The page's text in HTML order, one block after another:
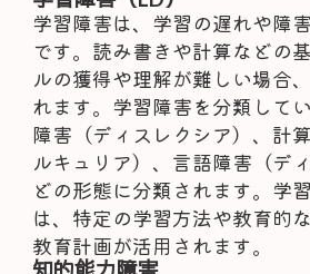
学習障害は、学習の遅れや障
です。読み書きや計算などの
ルの獲得や理解が難しい場合
れます。学習障害を分類して
障害（ディスレクシア）、計
ルキュリア）、言語障害（デ
どの形態に分類されます。学
は、特定の学習方法や教育的
教育計画が活用されます。